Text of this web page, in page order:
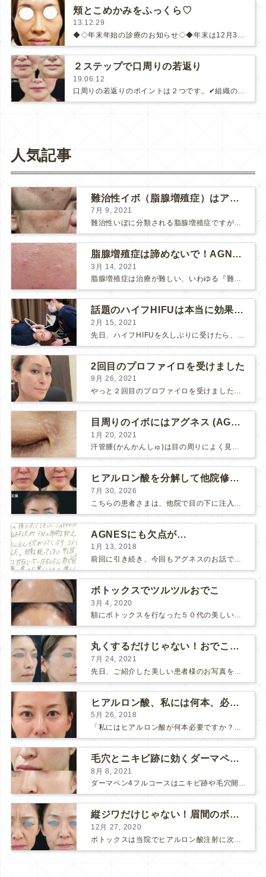
頬とこめかみをふっくら♡
13.12.29
◆◇年末年始の診療のお知らせ◇◆年末は12月31日まで診療を行います。年始は1月7日からです。◆◇◆◇◆◇◆◇◆◇◆◇◆◇今…
２ステップで口周りの若返り
19.06.12
口周りの若返りのポイントは２つです。✔︎組織の痩せを回復させる✔︎余計に入り過ぎている力をコントロールする(さらに&hel…
人気記事
難治性イボ（脂腺増殖症）はアグネスAGNESが効果的です！
7月 9, 2021
難治性いぼに分類される脂腺増殖症ですが、脂腺増殖症はAGNESアグネスにとても良く反応して、きれいに治すことができます。 ↑ 脂腺増殖症をアグネスAGNESで３回治療した1ヶ月後の写真です。...
脂腺増殖症は諦めないで！AGNESアグネス治療でツルツル肌に！
3月 14, 2021
脂腺増殖症は治療が難しい、いわゆる『難治性イボ』です。 脂腺増殖症でググると、治療法として液体窒素、メスやパンチングによる外科的切除、炭酸ガスレーザーなどが出て来ますが、実際のところ、液体窒...
話題のハイフHIFUは本当に効果があるのか？
2月 15, 2021
2回目のプロファイロを受けました
9月 26, 2021
やっと２回目のプロファイロを受けました。 ↑ 写真はプロファイロ翌日です。 この距離の写真では凹凸は映らないですし、 実物も、首がよく見ると凹凸が残っている位で、 それも３日で...
目周りのイボにはアグネス (AGNES）が効く！（ほぼ）ノーダウンタイムのイボ治療
1月 20, 2021
汗管腫(かんかんしゅ)は目の周りによく見られるいぼです。 以前は炭酸ガスレーザーでイボ組織を削って（蒸散とかアブレーションと言います）治療していました。 汗管腫は治療しても再発しやすい難治...
ヒアルロン酸を分解して他院修正（目の下のチンダル現象とその補正）
7月 30, 2026
AGNESにも欠点が…
1月 13, 2018
前回に引き続き、今回もアグネスのお話です。 AGNESはとっても良い治療である一方、 欠点もいくつかありますので、そちらもお話ししておきますね。 AGNESの欠点 1. ダウンタイム A...
ボトックスでツルツルおでこ
3月 4, 2020
額にボトックスを行なった５０代の美しい女性です。 エイジングとともに横ジワが目立つようになって、 キメが乱れてツヤが無くなってきます。 ボトックスを額に注射すると 横ジワが目立たなくな...
丸くするだけじゃない！おでこのヒアルロン酸注射
7月 24, 2021
ヒアルロン酸、私には何本、必要ですか？
5月 26, 2018
「私にはヒアルロン酸が何本必要ですか？」 診察の時によく聞かれますが、なかなか難しい質問です。 どこまでこだわってキレイにしたいかによって 使うヒアルロン酸の量が変わるからです。 前回もご紹介させ...
毛穴とニキビ跡に効くダーマペン４フルコース
8月 8, 2021
ダーマペン4フルコースはニキビ跡や毛穴開きで悩まれている方に自信を持ってお勧めできる美肌治療です。 ↑ ダーマペン4フルコースを4回行いました。 ニキビ跡と毛穴開きが改善して肌のキメが整いまし...
縦ジワだけじゃない！眉間のボトックス注射
12月 27, 2020